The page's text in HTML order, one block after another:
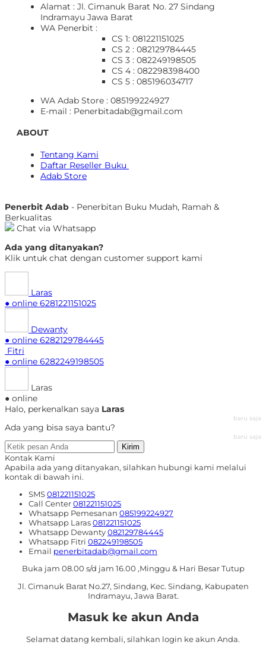
Alamat : Jl. Cimanuk Barat No. 27 Sindang
Indramayu Jawa Barat
WA Penerbit :
CS 1: 081221151025
CS 2 : 082129784445
CS 3 : 082249198505
CS 4 : 082298398400
CS 5 : 085196034717
WA Adab Store : 085199224927
E-mail : Penerbitadab@gmail.com
ABOUT
Tentang Kami
Daftar Reseller Buku
Adab Store
Penerbit Adab - Penerbitan Buku Mudah, Ramah &
Berkualitas
Chat via Whatsapp
Ada yang ditanyakan?
Klik untuk chat dengan customer support kami
Laras
● online 6281221151025
Dewanty
● online 6282129784445
Fitri
● online 6282249198505
Laras
● online
Halo, perkenalkan saya Laras
baru saja
Ada yang bisa saya bantu?
baru saja
Kirim
Kontak Kami
Apabila ada yang ditanyakan, silahkan hubungi kami melalui
kontak di bawah ini.
SMS081221151025
Call Center081221151025
Whatsapp Pemesanan 085199224927
Whatsapp Laras081221151025
Whatsapp Dewanty082129784445
Whatsapp Fitri 082249198505
Email penerbitadab@gmail.com
Buka jam 08.00 s/d jam 16.00 ,Minggu & Hari Besar Tutup
Jl. Cimanuk Barat No.27, Sindang, Kec. Sindang, Kabupaten
Indramayu, Jawa Barat.
Masuk ke akun Anda
Selamat datang kembali, silahkan login ke akun Anda.